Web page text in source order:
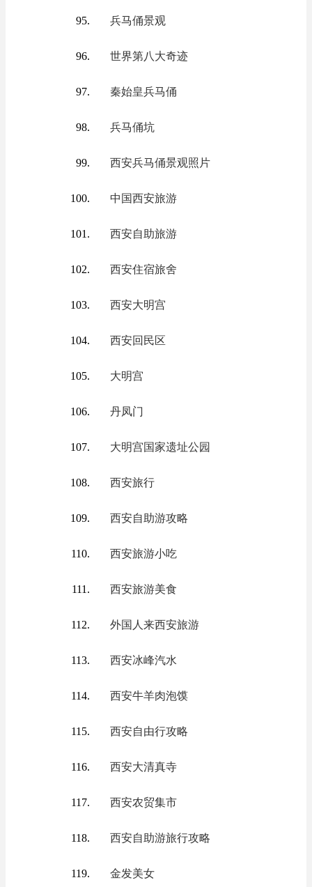
兵马俑景观
世界第八大奇迹
秦始皇兵马俑
兵马俑坑
西安兵马俑景观照片
中国西安旅游
西安自助旅游
西安住宿旅舍
西安大明宫
西安回民区
大明宫
丹凤门
大明宫国家遗址公园
西安旅行
西安自助游攻略
西安旅游小吃
西安旅游美食
外国人来西安旅游
西安冰峰汽水
西安牛羊肉泡馍
西安自由行攻略
西安大清真寺
西安农贸集市
西安自助游旅行攻略
金发美女